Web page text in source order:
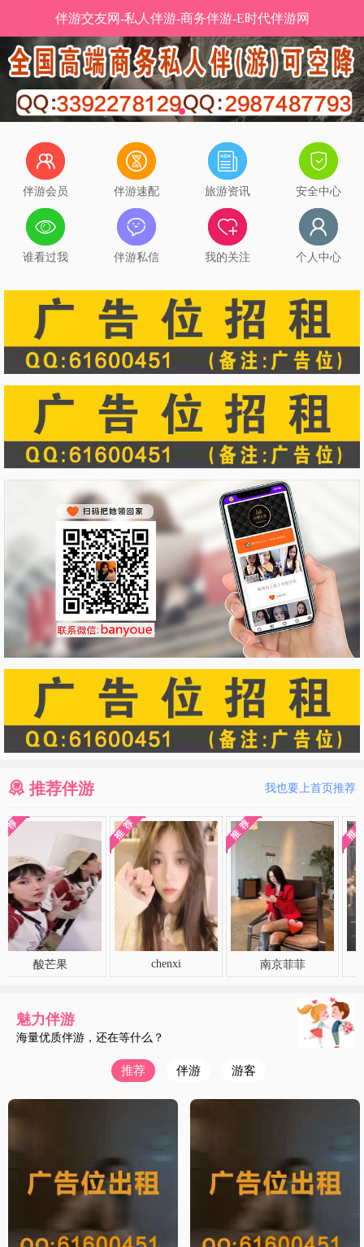
伴游交友网-私人伴游-商务伴游-E时代伴游网
伴游会员 伴游速配 旅游资讯 安全中心
谁看过我 伴游私信 我的关注 个人中心
推荐伴游 我也要上首页推荐
南京菲菲
魅力伴游
海量优质伴游，还在等什么？
推荐 伴游 游客